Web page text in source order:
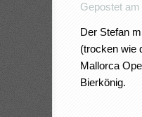
Gepostet
Der Stefan
(trocken wie
Mallorca
Bierkönig.